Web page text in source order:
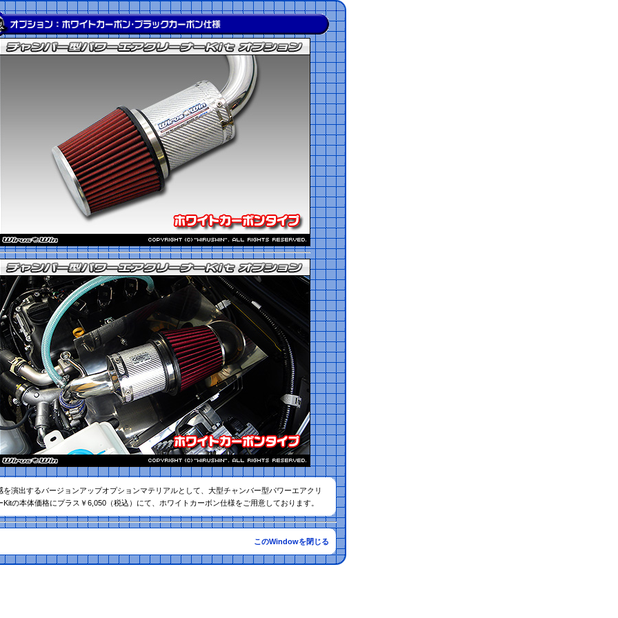
を演出するバージョンアップオプションマテリアルとして、大型チャンバー型パワーエアクリ
Kitの本体価格にプラス￥6,050（税込）にて、ホワイトカーボン仕様をご用意しております。
このWindowを閉じる